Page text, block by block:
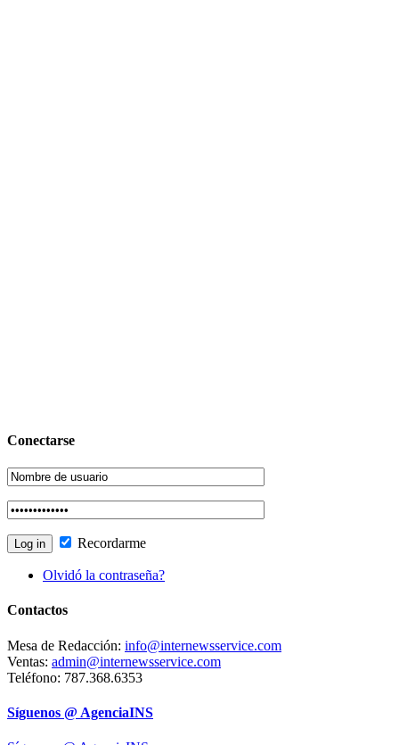
Conectarse
Recordarme
Olvidó la contraseña?
Contactos
Mesa de Redacción: info@internewsservice.com
Ventas: admin@internewsservice.com
Teléfono: 787.368.6353
Síguenos @ AgenciaINS